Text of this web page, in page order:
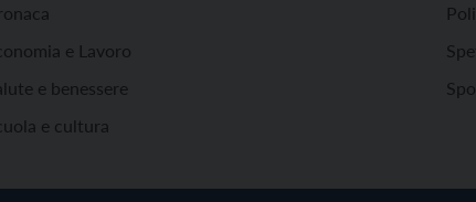
e Lavoro
e benessere
e cultura